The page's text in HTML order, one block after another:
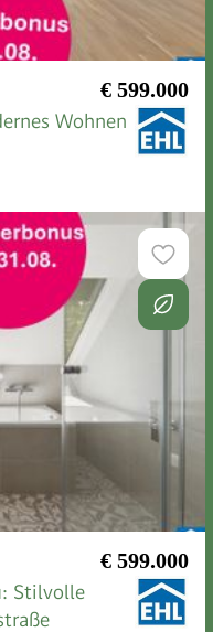
€ 599.000
Wohnen
€ 599.000
Stilvolle